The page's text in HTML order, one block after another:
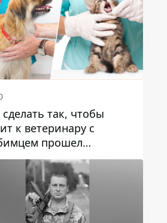
сделать так, чтобы
к ветеринару с
прошел
простые советы